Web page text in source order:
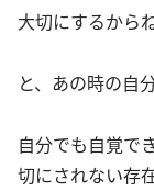
大切にするからね
と、あの時の自
自分でも自覚で
切にされない存